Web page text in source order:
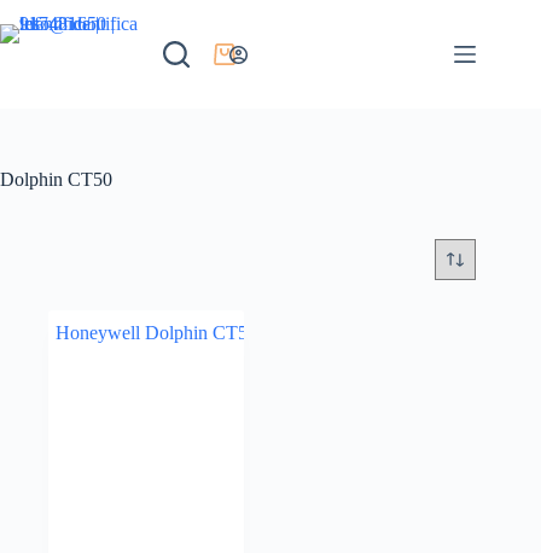
Dolphin CT50